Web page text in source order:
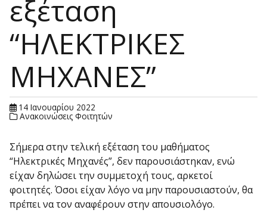
εξέταση
“ΗΛΕΚΤΡΙΚΕΣ
ΜΗΧΑΝΕΣ”
14 Ιανουαρίου 2022
Ανακοινώσεις Φοιτητών
Σήμερα στην τελική εξέταση του μαθήματος
“Ηλεκτρικές Μηχανές”, δεν παρουσιάστηκαν, ενώ
είχαν δηλώσει την συμμετοχή τους, αρκετοί
φοιτητές. Όσοι είχαν λόγο να μην παρουσιαστούν, θα
πρέπει να τον αναφέρουν στην απουσιολόγο.